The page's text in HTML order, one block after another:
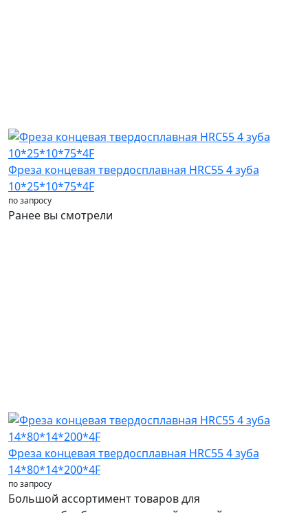
Фреза концевая твердосплавная HRC55 4 зуба
10*25*10*75*4F
по запросу
Ранее вы смотрели
Фреза концевая твердосплавная HRC55 4 зуба
14*80*14*200*4F
по запросу
Большой ассортимент товаров для